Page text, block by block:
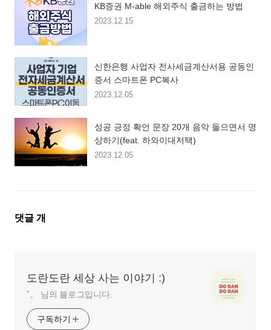
KB증권 M-able 해외주식 출금하는 방법
2023.12.15
신한은행 사업자 전사세금계산서용 공동인
증서 스마트폰 PC복사
2023.12.05
성공 긍정 확언 문장 20개 음악 들으면서 명
상하기(feat. 하와이대저택)
2023.12.05
댓
댓글 개
도란도란 세상 사는 이야기 :)
˚。 님의 블로그입니다.
구독하기